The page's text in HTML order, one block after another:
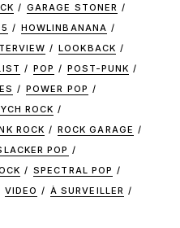
GARAGE STONER
HOWLINBANANA
LOOKBACK
POP
POST-PUNK
POWER POP
ROCK
ROCK
ROCK GARAGE
POP
SPECTRAL POP
VIDEO À SURVEILLER